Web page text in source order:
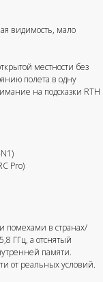
видимость, мало
местности без
полета в одну
на подсказки RTH
Pro)
помехами в странах/
ГГц, а отснятый
памяти.
от реальных условий.